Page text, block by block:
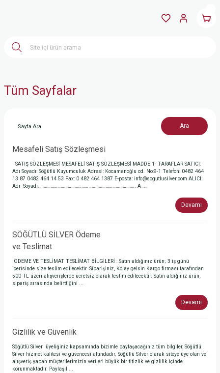
Tüm Sayfalar
Mesafeli Satış Sözleşmesi
SATIŞ SÖZLEŞMESİ MESAFELİ SATIŞ SÖZLEŞMESİ MADDE 1- TARAFLAR SATICI:
Adı Soyadı: Söğütlü Kuyumculuk Adresi: Kocamanoğlu cd. No:9-1 Telefon: 0482 464
13 87 0482 464 14 53 Fax: 0 482 464 1387 E-posta: info@sogutlusilver.com ALICI:
Adı- Soyadı: ……………………………………………………………………….. A ...
Devamı
SÖĞÜTLÜ SİLVER Ödeme
ve Teslimat
ÖDEME VE TESLİMAT TESLİMAT BİLGİLERİ : Satın aldığınız ürün; 3 iş günü
içerisinde size teslim edilecektir. Siparişiniz, Kolay gelsin Kargo firması tarafından
500 TL üzeri alışverişlerde ücretsiz olarak teslim edilecektir. Satın aldığınız ürün,
sipariş sırasında belirttiğini ...
Devamı
Gizlilik ve Güvenlik
Söğütlü Silver üyeliğiniz kapsamında bizimle paylaşacağınız tüm bilgiler, Söğütlü
Silver hizmet kalitesi ve güvencesi altındadır. Söğütlü Silver olarak siteye üye olan ve
alışveriş yapan müşterilerimizin verileri büyük bir titizlik ve gizlilik içinde
korunmaktadır. Paylaşıl ...